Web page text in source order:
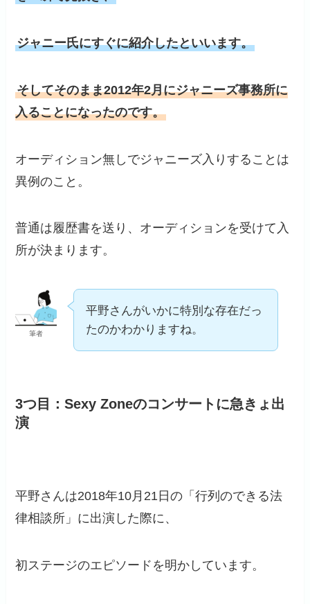
ジャニー氏にすぐに紹介したといいます。
そしてそのまま2012年2月にジャニーズ事務所に
入ることになったのです。
オーディション無しでジャニーズ入りすることは
異例のこと。
普通は履歴書を送り、オーディションを受けて入
所が決まります。
筆者
平野さんがいかに特別な存在だっ
たのかわかりますね。
3つ目：Sexy Zoneのコンサートに急きょ出
演
平野さんは2018年10月21日の「行列のできる法
律相談所」に出演した際に、
初ステージのエピソードを明かしています。